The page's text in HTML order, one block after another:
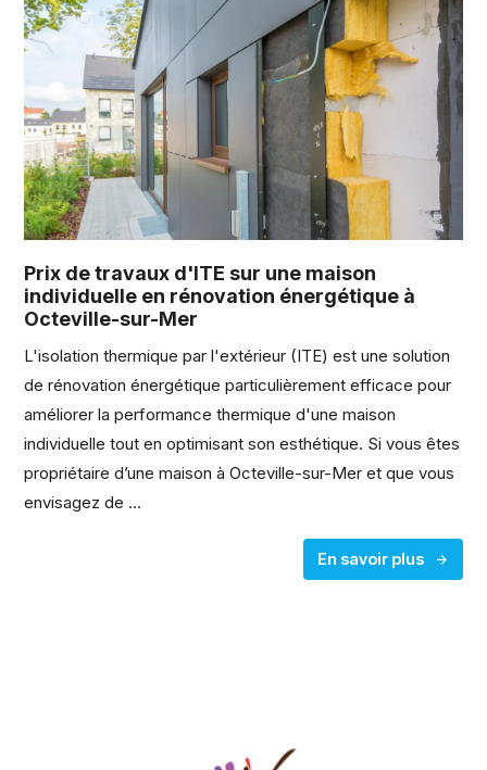
Prix de travaux d'ITE sur une maison
individuelle en rénovation énergétique à
Octeville-sur-Mer
L'isolation thermique par l'extérieur (ITE) est une solution
de rénovation énergétique particulièrement efficace pour
améliorer la performance thermique d'une maison
individuelle tout en optimisant son esthétique. Si vous êtes
propriétaire d’une maison à Octeville-sur-Mer et que vous
envisagez de ...
En savoir plus